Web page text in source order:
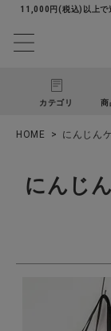
11,000円(税込)以上で
カテゴリ 商
ACCOUNT
ようこそ ゲスト 様
HOME にんじん
にんじ